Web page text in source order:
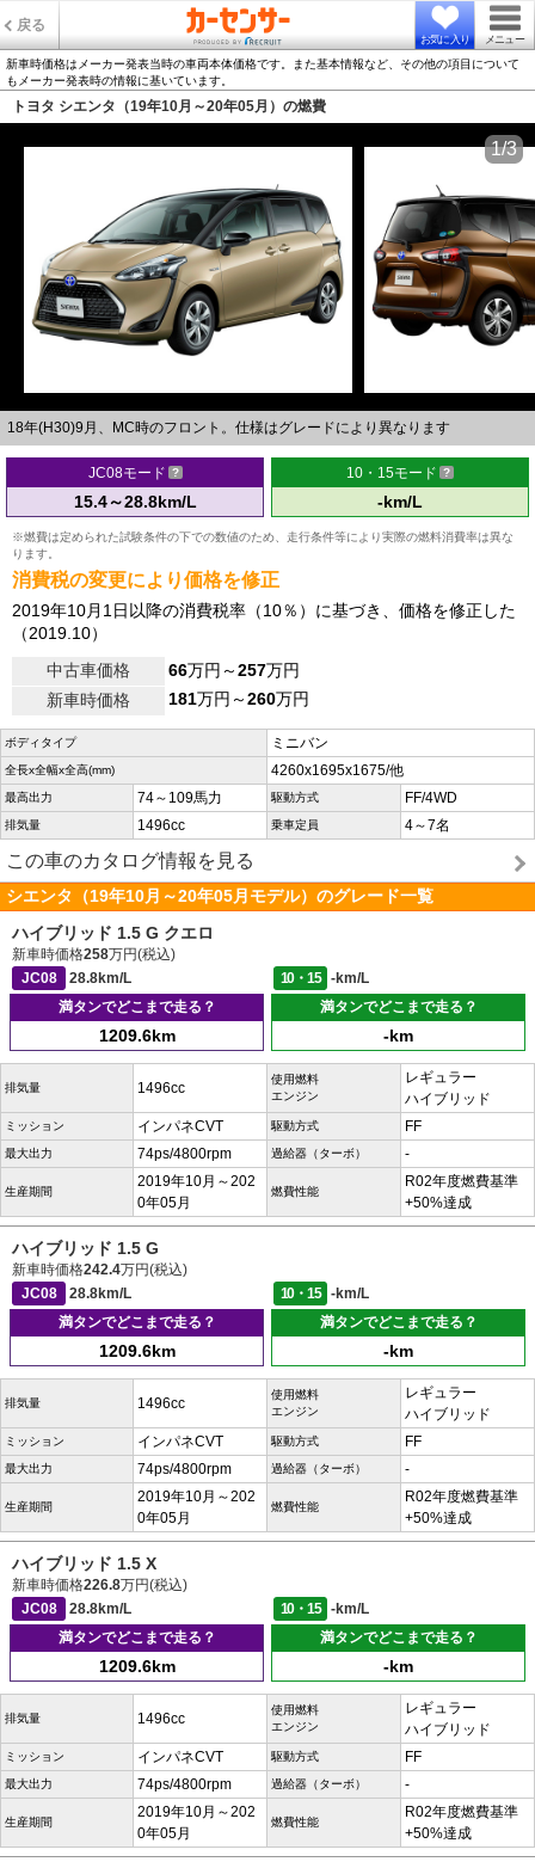
戻る
お気に入り メニュー
新車時価格はメーカー発表当時の車両本体価格です。また基本情報など、その他の項目について
もメーカー発表時の情報に基いています。
トヨタ シエンタ（19年10月～20年05月）の燃費
18年(H30)9月、MC時のフロント。仕様はグレードにより異なります
1/3
JC08モード
15.4～28.8km/L
10・15モード
-km/L
※燃費は定められた試験条件の下での数値のため、走行条件等により実際の燃料消費率は異な
ります。
消費税の変更により価格を修正
2019年10月1日以降の消費税率（10％）に基づき、価格を修正した
（2019.10）
中古車価格
66万円～257万円
新車時価格
181万円～260万円
ボディタイプ ミニバン
全長x全幅x全高(mm) 4260x1695x1675/他
最高出力 74～109馬力 駆動方式 FF/4WD
排気量 1496cc 乗車定員 4～7名
この車のカタログ情報を見る
シエンタ（19年10月～20年05月モデル）のグレード一覧
ハイブリッド 1.5 G クエロ
新車時価格258万円(税込)
JC08
28.8km/L 10・15
-km/L
満タンでどこまで走る？
1209.6km
満タンでどこまで走る？
-km
排気量 1496cc
使用燃料
エンジン
レギュラー
ハイブリッド
ミッション インパネCVT 駆動方式 FF
最大出力 74ps/4800rpm 過給器（ターボ） -
生産期間
2019年10月～202
0年05月
燃費性能
R02年度燃費基準
+50%達成
ハイブリッド 1.5 G
新車時価格242.4万円(税込)
JC08
28.8km/L 10・15
-km/L
満タンでどこまで走る？
1209.6km
満タンでどこまで走る？
-km
排気量 1496cc
使用燃料
エンジン
レギュラー
ハイブリッド
ミッション インパネCVT 駆動方式 FF
最大出力 74ps/4800rpm 過給器（ターボ） -
生産期間
2019年10月～202
0年05月
燃費性能
R02年度燃費基準
+50%達成
ハイブリッド 1.5 X
新車時価格226.8万円(税込)
JC08
28.8km/L 10・15
-km/L
満タンでどこまで走る？
1209.6km
満タンでどこまで走る？
-km
排気量 1496cc
使用燃料
エンジン
レギュラー
ハイブリッド
ミッション インパネCVT 駆動方式 FF
最大出力 74ps/4800rpm 過給器（ターボ） -
生産期間
2019年10月～202
0年05月
燃費性能
R02年度燃費基準
+50%達成